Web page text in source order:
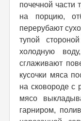
почечной части
на порцию,
перерубают
тупой
холодную
сглаживают
кусочки мяса
на сковороде с
мясо
гарниром,